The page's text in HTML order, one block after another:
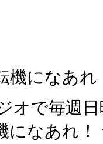
機になあれ
オで毎週
になあれ